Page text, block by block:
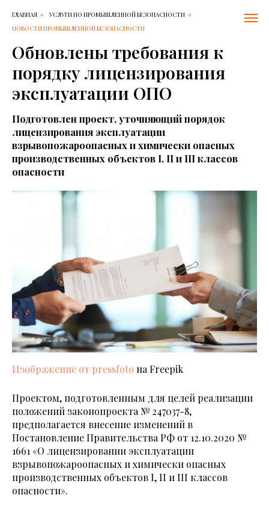
ГЛАВНАЯ » УСЛУГИ ПО ПРОМЫШЛЕННОЙ БЕЗОПАСНОСТИ »
НОВОСТИ ПРОМЫШЛЕННОЙ БЕЗОПАСНОСТИ
Обновлены требования к
порядку лицензирования
эксплуатации ОПО
Подготовлен проект, уточняющий порядок
лицензирования эксплуатации
взрывопожароопасных и химически опасных
производственных объектов I, II и III классов
опасности
Изображение от pressfoto на Freepik
Проектом, подготовленным для целей реализации
положений законопроекта № 247037-8,
предполагается внесение изменений в
Постановление Правительства РФ от 12.10.2020 №
1661 «О лицензировании эксплуатации
взрывопожароопасных и химически опасных
производственных объектов I, II и III классов
опасности».